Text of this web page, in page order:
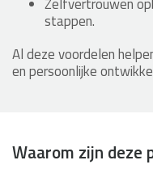
stappen.
Al deze voordelen
en persoonlijke
Waarom zijn deze